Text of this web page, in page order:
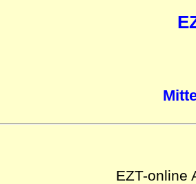
EZT-online